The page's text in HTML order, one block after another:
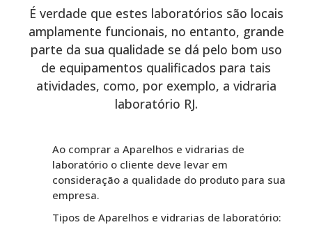
É verdade que estes laboratórios são locais
amplamente funcionais, no entanto, grande
parte da sua qualidade se dá pelo bom uso
de equipamentos qualificados para tais
atividades, como, por exemplo, a vidraria
laboratório RJ.
Ao comprar a Aparelhos e vidrarias de
laboratório o cliente deve levar em
consideração a qualidade do produto para sua
empresa.
Tipos de Aparelhos e vidrarias de laboratório: